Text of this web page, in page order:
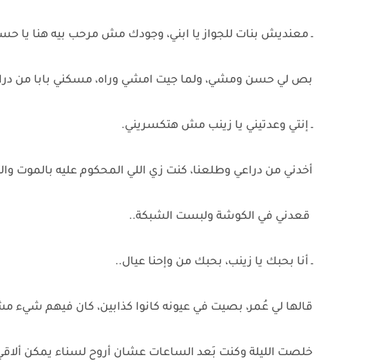
ـ معنديش بنات للجواز يا ابني، وجودك مش مرحب بيه هنا يا
بص لي حسن ومشي، ولما جيت امشي وراه، مسكني بابا من
ـ إنتي وعدتيني يا زينب مش هتكسريني.
أخدني من دراعي وطلعنا، كنت زي اللي المحكوم عليه بالموت
قعدني في الكوشة ولبست الشبكة..
ـ أنا بحبك يا زينب، بحبك من وإحنا عيال..
قالها لي عُمر، بصيت في عيونه كانوا كذابين، كان فيهم
خلصت الليلة وكنت بَعد الساعات عشان أروح لسناء يمكن